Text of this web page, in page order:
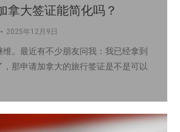
拿大签证能简化吗？
2025年12月9日
。最近有不少朋友问我：我已经拿到
，那申请加拿大的旅行签证是不是可以